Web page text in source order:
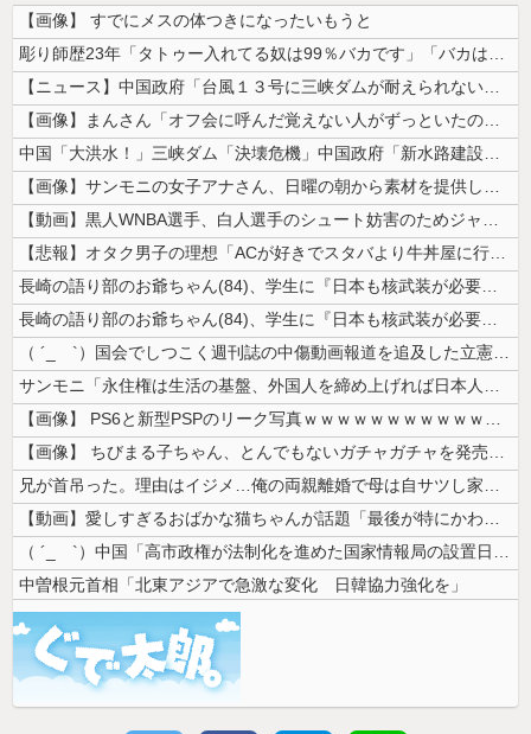
【画像】 すでにメスの体つきになったいもうと
彫り師歴23年「タトゥー入れてる奴は99％バカです」「バカは5000円...
【ニュース】中国政府「台風１３号に三峡ダムが耐えられない！全開放流しろ...
【画像】まんさん「オフ会に呼んだ覚えない人がずっといたので晒すわ」（パ...
中国「大洪水！」三峡ダム「決壊危機」中国政府「新水路建設！（三峡新水路...
【画像】サンモニの女子アナさん、日曜の朝から素材を提供してしまう
【動画】黒人WNBA選手、白人選手のシュート妨害のためジャンピング・ネ...
【悲報】オタク男子の理想「ACが好きでスタバより牛丼屋に行きたがる女」...
長崎の語り部のお爺ちゃん(84)、学生に『日本も核武装が必要』と言われ...
長崎の語り部のお爺ちゃん(84)、学生に『日本も核武装が必要』と言われ...
（ ´_ゝ`）国会でしつこく週刊誌の中傷動画報道を追及した立憲議員、自...
サンモニ「永住権は生活の基盤、外国人を締め上げれば日本人が生きやすくな...
【画像】 PS6と新型PSPのリーク写真ｗｗｗｗｗｗｗｗｗｗｗｗｗｗｗ...
【画像】 ちびまる子ちゃん、とんでもないガチャガチャを発売してしまうｗ...
兄が首吊った。理由はイジメ…俺の両親離婚で母は自サツし家庭崩壊→首謀者...
【動画】愛しすぎるおばかな猫ちゃんが話題「最後が特にかわいいｗ」
（ ´_ゝ`）中国「高市政権が法制化を進めた国家情報局の設置日が7月3...
中曽根元首相「北東アジアで急激な変化 日韓協力強化を」